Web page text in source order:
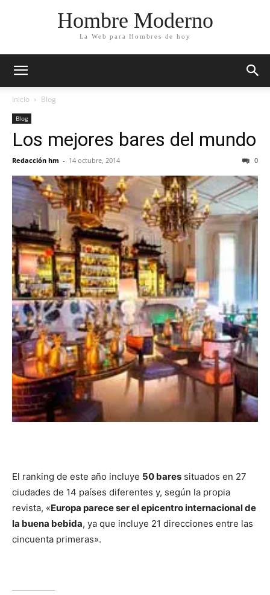
Hombre Moderno
La Web para Hombres de hoy
Inicio Blog
Blog
Los mejores bares del mundo
Redacción hm - 14 octubre, 2014 0
El ranking de este año incluye 50 bares situados en 27
ciudades de 14 países diferentes y, según la propia
revista, «Europa parece ser el epicentro internacional de
la buena bebida, ya que incluye 21 direcciones entre las
cincuenta primeras».